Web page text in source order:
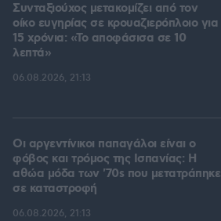
Συνταξιούχος μετακομίζει από τον
οίκο ευγηρίας σε κρουαζιερόπλοιο για
15 χρόνια: «Το αποφάσισα σε 10
λεπτά»
06.08.2026, 21:13
Οι αργεντίνικοι παπαγάλοι είναι ο
φόβος και τρόμος της Ισπανίας: Η
αθώα μόδα των '70s που μετατράπηκε
σε καταστροφή
06.08.2026, 21:13